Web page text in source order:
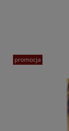
promocja